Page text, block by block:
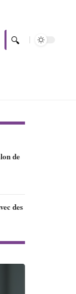
de
des